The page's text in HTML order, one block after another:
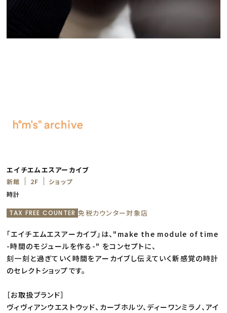
エイチエムエスアーカイブ
新館 2F
ショップ
時計
TAX FREE COUNTER 免税カウンター対象店
「エイチエムエスアーカイブ」は、"make the module of time
-時間のモジュールを作る-" をコンセプトに、
刻一刻と過ぎていく時間をアーカイブし伝えていく新感覚の時計
のセレクトショップです。
［お取扱ブランド］
ヴィヴィアンウエストウッド、カーブホルツ、ディーワンミラノ、アイ